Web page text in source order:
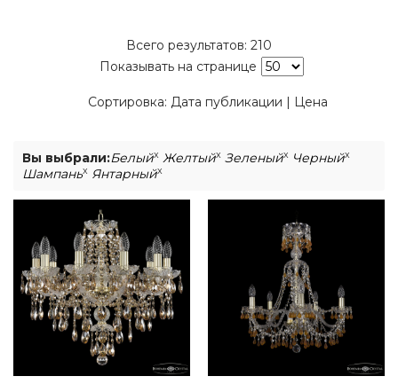
Всего результатов: 210
Показывать на странице
Сортировка: Дата публикации | Цена
Вы выбрали:Белыйx Желтыйx Зеленыйx Черныйx
Шампаньx Янтарныйx